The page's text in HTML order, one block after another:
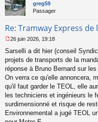
greg59
Passager
Re: Tramway Express de
e
s
s
a
g
e
n
o
n
26 juin 2026, 19:18
Sarselli a dit hier (conseil
projets de transports de la
réponse à Bruno Bernard sur
On verra ce qu'elle annoncera,
qu'il faut garder le TEOL, elle
les techniciens et ingénieurs le
surdimensionné et risque de
Environnemental a jugé TEOL